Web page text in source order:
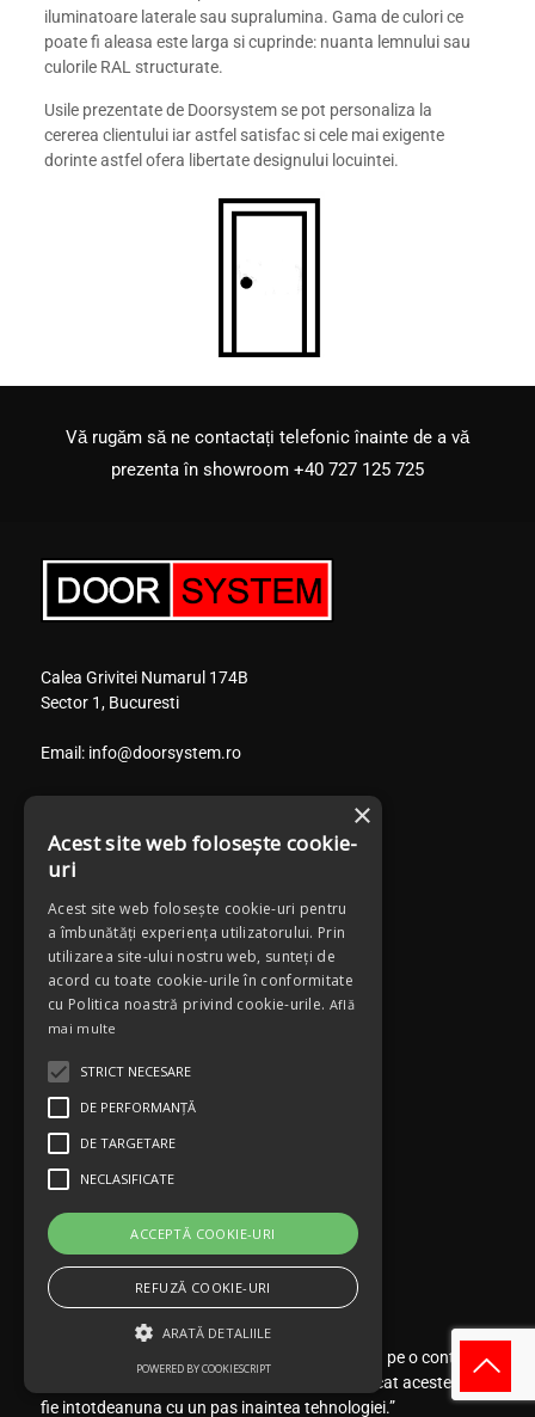
iluminatoare laterale sau supralumina. Gama de culori ce
poate fi aleasa este larga si cuprinde: nuanta lemnului sau
culorile RAL structurate.
Usile prezentate de Doorsystem se pot personaliza la
cererea clientului iar astfel satisfac si cele mai exigente
dorinte astfel ofera libertate designului locuintei.
Vă rugăm să ne contactați telefonic înainte de a vă
prezenta în showroom +40 727 125 725
Calea Grivitei Numarul 174B
Sector 1, Bucuresti
Email: info@doorsystem.ro
Tel. mob:+40 727 125 725
Program
Luni-Vineri: 10:00-17:00
Duminica: inchis
Magazinul meu
“ Activitatea companiei noastre este focalizata pe o continua
rafinare si imbunatatire a produselor, astfel incat acestea sa
fie intotdeanuna cu un pas inaintea tehnologiei.”
×
Acest site web folosește cookie-
uri
Acest site web folosește cookie-uri pentru
a îmbunătăți experiența utilizatorului. Prin
utilizarea site-ului nostru web, sunteți de
acord cu toate cookie-urile în conformitate
cu Politica noastră privind cookie-urile. Află
mai multe
STRICT NECESARE
DE PERFORMANȚĂ
DE TARGETARE
NECLASIFICATE
ACCEPTĂ COOKIE-URI
REFUZĂ COOKIE-URI
ARATĂ DETALIILE
POWERED BY COOKIESCRIPT